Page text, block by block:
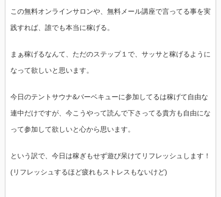
この無料オンラインサロンや、無料メール講座で言ってる事を実
践すれば、誰でも本当に稼げる。
まぁ稼げるなんて、ただのステップ１で、サッサと稼げるように
なって欲しいと思います。
今日のテントサウナ&バーベキューに参加してるは稼げて自由な
連中だけですが、今こうやって読んで下さってる貴方も自由にな
って参加して欲しいと心から思います。
という訳で、今日は稼ぎもせず遊び呆けてリフレッシュします！
(リフレッシュするほど疲れもストレスもないけど)